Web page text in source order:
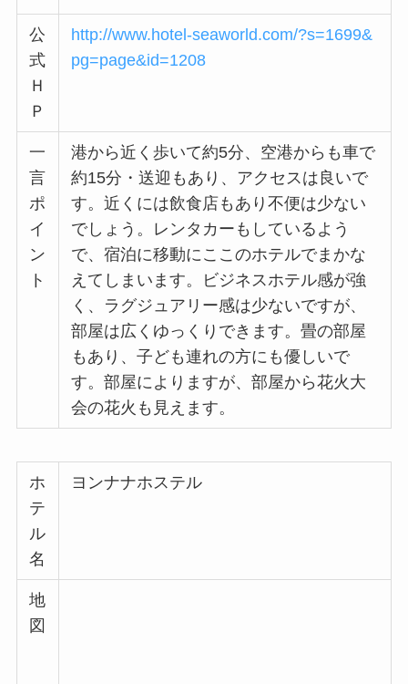
公
式
Ｈ
Ｐ
http://www.hotel-seaworld.com/?s=1699&
pg=page&id=1208
一
言
ポ
イ
ン
ト
港から近く歩いて約5分、空港からも車で
約15分・送迎もあり、アクセスは良いで
す。近くには飲食店もあり不便は少ない
でしょう。レンタカーもしているよう
で、宿泊に移動にここのホテルでまかな
えてしまいます。ビジネスホテル感が強
く、ラグジュアリー感は少ないですが、
部屋は広くゆっくりできます。畳の部屋
もあり、子ども連れの方にも優しいで
す。部屋によりますが、部屋から花火大
会の花火も見えます。
ホ
テ
ル
名
ヨンナナホステル
地
図